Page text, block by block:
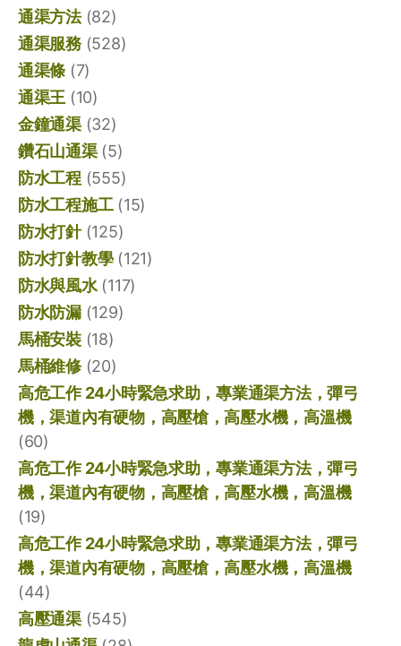
通渠方法(82)
通渠服務(528)
通渠條 (7)
通渠王 (10)
金鐘通渠(32)
鑽石山通渠(5)
防水工程(555)
防水工程施工(15)
防水打針(125)
防水打針教學(121)
防水與風水(117)
防水防漏(129)
馬桶安裝(18)
馬桶維修(20)
高危工作 24小時緊急求助，專業通渠方法，彈弓
機，渠道內有硬物，高壓槍，高壓水機，高溫機
(60)
高危工作 24小時緊急求助，專業通渠方法，彈弓
機，渠道內有硬物，高壓槍，高壓水機，高溫機
(19)
高危工作 24小時緊急求助，專業通渠方法，彈弓
機，渠道內有硬物，高壓槍，高壓水機，高溫機
(44)
高壓通渠(545)